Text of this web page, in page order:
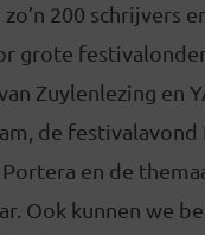
200 schrijvers
grote
Zuylenlezing en
de
en de
Ook kunnen we